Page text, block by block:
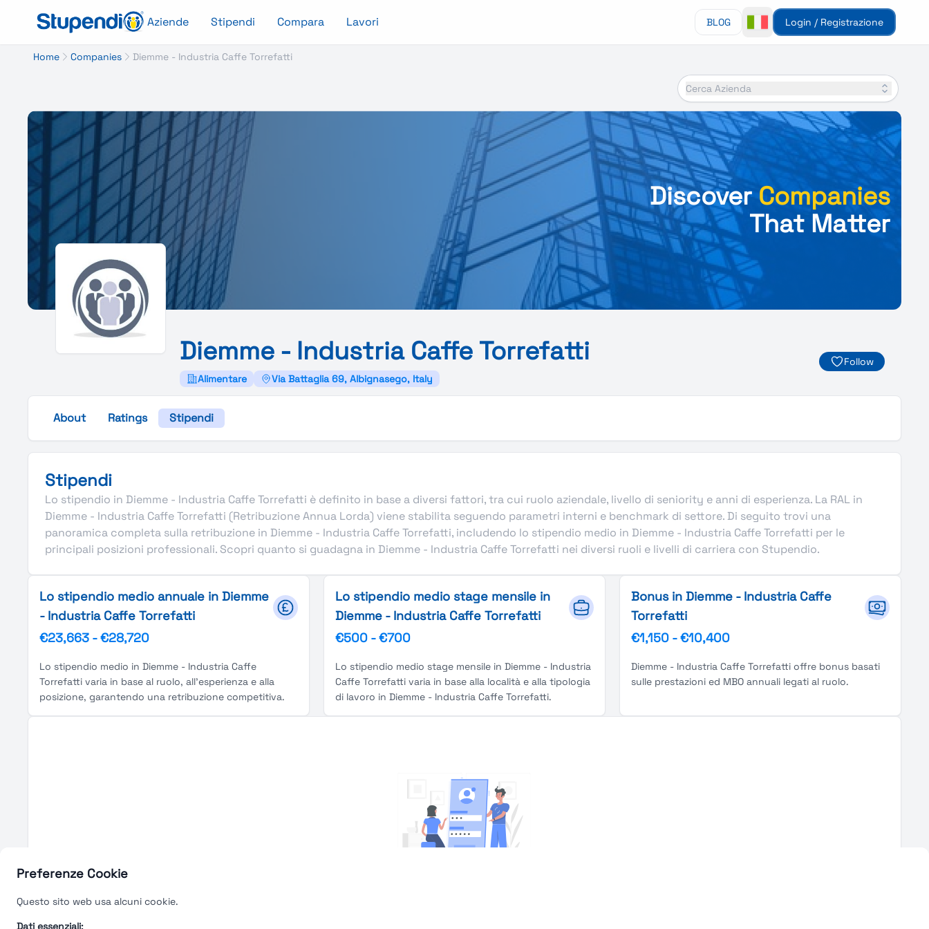
Preferenze Cookie
Questo sito web usa alcuni cookie.
Dati essenziali:
Aziende Stipendi Compara Lavori BLOG Login / Registrazione
Home Companies Diemme - Industria Caffe Torrefatti
Cerca Azienda
DiscoverCompanies
That Matter
Diemme - Industria Caffe Torrefatti
Alimentare Via Battaglia 69, Albignasego, Italy
Follow
About Ratings Stipendi
Stipendi
Lo stipendio in Diemme - Industria Caffe Torrefatti è definito in base a diversi fattori, tra cui ruolo aziendale, livello di seniority e anni di esperienza. La RAL in
Diemme - Industria Caffe Torrefatti (Retribuzione Annua Lorda) viene stabilita seguendo parametri interni e benchmark di settore. Di seguito trovi una
panoramica completa sulla retribuzione in Diemme - Industria Caffe Torrefatti, includendo lo stipendio medio in Diemme - Industria Caffe Torrefatti per le
principali posizioni professionali. Scopri quanto si guadagna in Diemme - Industria Caffe Torrefatti nei diversi ruoli e livelli di carriera con Stupendio.
Lo stipendio medio annuale in Diemme
- Industria Caffe Torrefatti
€23,663 -€28,720
Lo stipendio medio in Diemme - Industria Caffe
Torrefatti varia in base al ruolo, all'esperienza e alla
posizione, garantendo una retribuzione competitiva.
Lo stipendio medio stage mensile in
Diemme - Industria Caffe Torrefatti
€500 -€700
Lo stipendio medio stage mensile in Diemme - Industria
Caffe Torrefatti varia in base alla località e alla tipologia
di lavoro in Diemme - Industria Caffe Torrefatti.
Bonus in Diemme - Industria Caffe
Torrefatti
€1,150 -€10,400
Diemme - Industria Caffe Torrefatti offre bonus basati
sulle prestazioni ed MBO annuali legati al ruolo.